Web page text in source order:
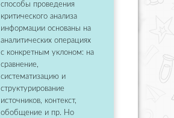
способы проведения
критического анализа
информации основаны на
аналитических операциях
с конкретным уклоном: на
сравнение,
систематизацию и
структурирование
источников, контекст,
обобщение и пр. Но